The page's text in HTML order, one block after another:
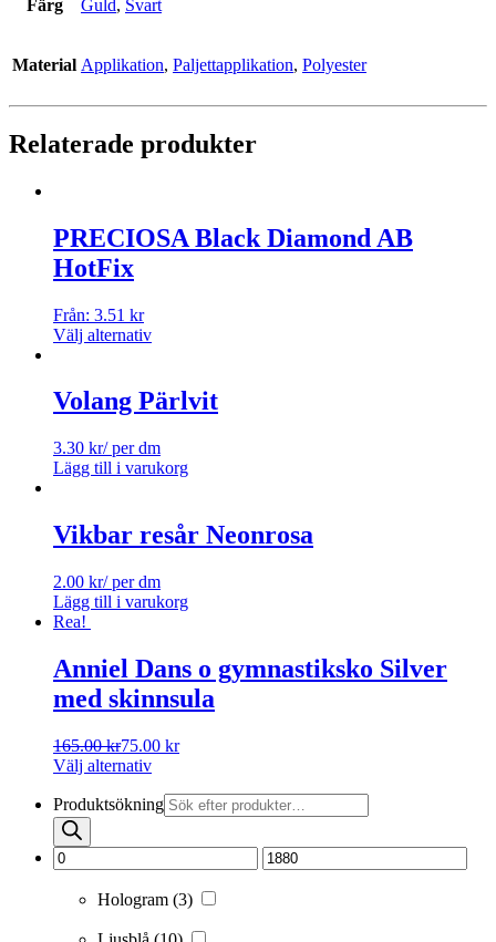
Färg Guld, Svart
Material Applikation, Paljettapplikation, Polyester
Relaterade produkter
PRECIOSA Black Diamond AB
HotFix
Från: 3.51 kr
Välj alternativ
Volang Pärlvit
3.30 kr/ per dm
Lägg till i varukorg
Vikbar resår Neonrosa
2.00 kr/ per dm
Lägg till i varukorg
Rea!
Anniel Dans o gymnastiksko Silver
med skinnsula
165.00kr75.00 kr
Välj alternativ
Produktsökning
Hologram (3)